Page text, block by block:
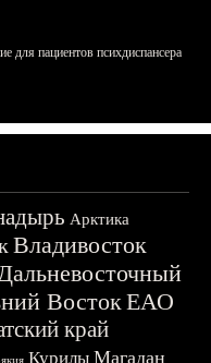
для пациентов психдиспансера
Арктика
Владивосток
ВостокЕАО
край
Курилы Магадан